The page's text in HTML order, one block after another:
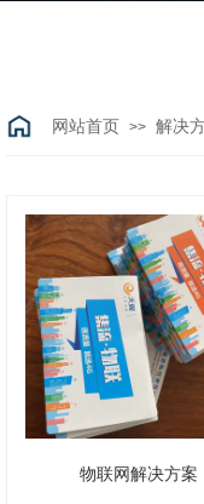
网站首页 >> 解决
物联网解决方案